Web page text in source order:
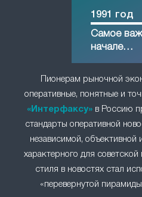
Пионерам рыночной
оперативные, понятные и
«Интерфаксу» в Россию
стандарты оперативной
независимой, объективной
характерного для советской
стиля в новостях стал
«перевернутой
1991 год
Самое
начале…